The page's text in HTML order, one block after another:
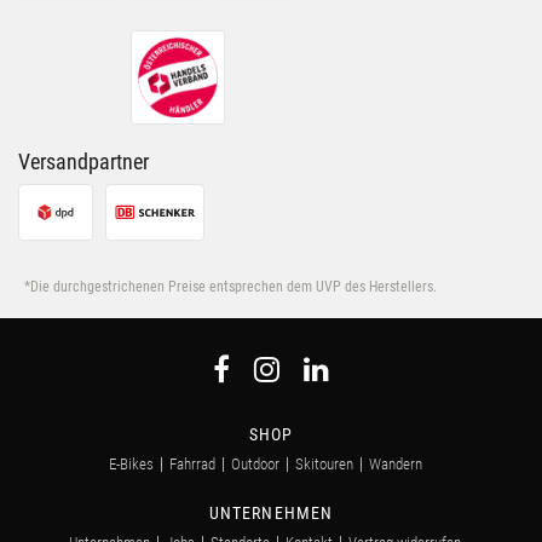
Nutzung der Dienste gesammelt haben.
Versandpartner
*Die durchgestrichenen Preise entsprechen dem UVP des Herstellers.
SHOP
E-Bikes Fahrrad Outdoor Skitouren Wandern
UNTERNEHMEN